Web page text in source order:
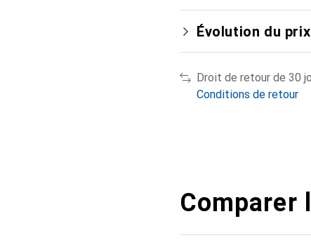
Évolution du prix
Droit de retour de 30
Conditions de retour
Comparer